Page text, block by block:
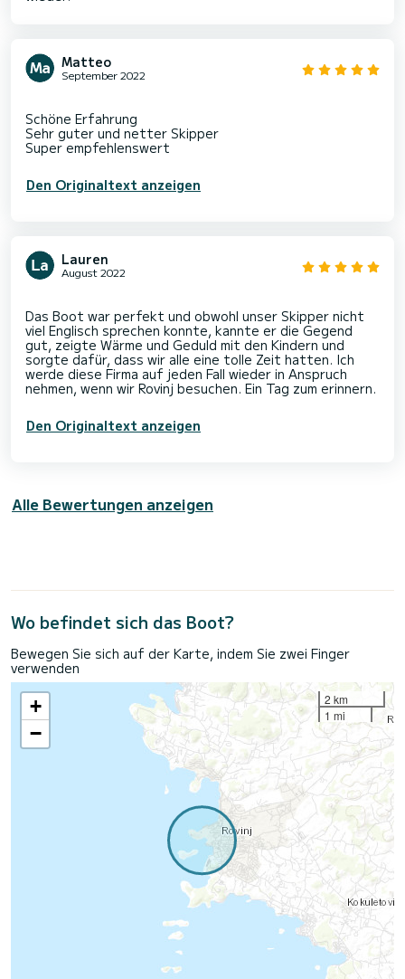
Matteo
September 2022
Schöne Erfahrung
Sehr guter und netter Skipper
Den Originaltext anzeigen
Lauren
August 2022
Das Boot war perfekt und obwohl unser Skipper nicht
viel Englisch sprechen konnte, kannte er die Gegend
gut, zeigte Wärme und Geduld mit den Kindern und
sorgte dafür, dass wir alle eine tolle Zeit hatten. Ich
werde diese Firma auf jeden Fall wieder in Anspruch
Den Originaltext anzeigen
Alle Bewertungen anzeigen
Wo befindet sich das Boot?
Bewegen Sie sich auf der Karte, indem Sie zwei Finger
verwenden
+
−
2 km
1 mi